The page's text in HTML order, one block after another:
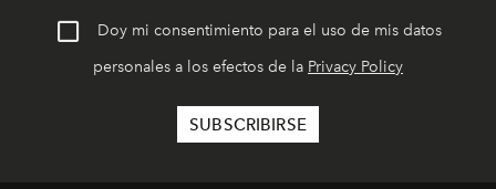
Doy mi consentimiento para el uso de mis datos
personales a los efectos de la Privacy Policy